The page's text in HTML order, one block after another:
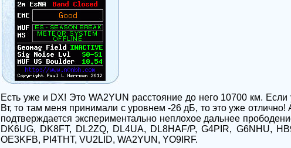
Есть уже и DX! Это WA2YUN расстояние до него 10700 км. Если
Вт, то там меня принимали с уровнем -26 дБ, то это уже отлично!
подтверждается экспериментально неплохое дальнее
DK6UG, DK8FT, DL2ZQ, DL4UA, DL8HAF/P, G4PIR, G6NHU,
OE3KFB, PI4THT, VU2LID, WA2YUN, YO9IRF.